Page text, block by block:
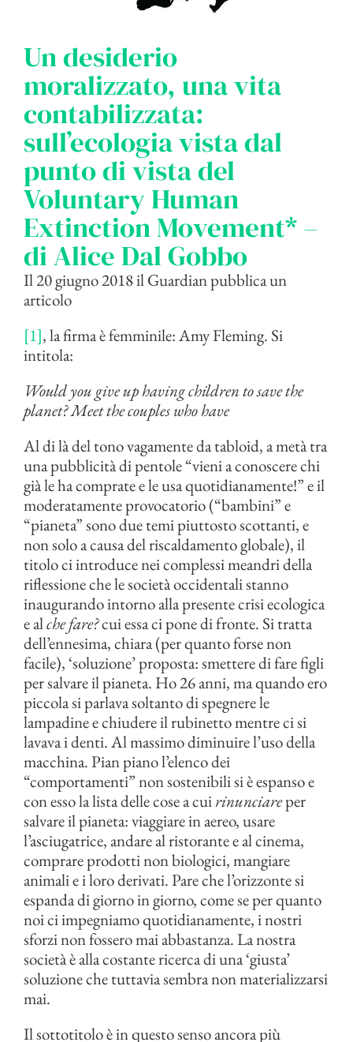
Un desiderio
moralizzato, una vita
contabilizzata:
sull’ecologia vista dal
punto di vista del
Voluntary Human
Extinction Movement* –
di Alice Dal Gobbo
Il 20 giugno 2018 il Guardian pubblica un
articolo
[1], la firma è femminile: Amy Fleming. Si
intitola:
Would you give up having children to save the
planet? Meet the couples who have
Al di là del tono vagamente da tabloid, a metà tra
una pubblicità di pentole “vieni a conoscere chi
già le ha comprate e le usa quotidianamente!” e il
moderatamente provocatorio (“bambini” e
“pianeta” sono due temi piuttosto scottanti, e
non solo a causa del riscaldamento globale), il
titolo ci introduce nei complessi meandri della
riflessione che le società occidentali stanno
inaugurando intorno alla presente crisi ecologica
e alche fare?cui essa ci pone di fronte. Si tratta
dell’ennesima, chiara (per quanto forse non
facile), ‘soluzione’ proposta: smettere di fare figli
per salvare il pianeta. Ho 26 anni, ma quando ero
piccola si parlava soltanto di spegnere le
lampadine e chiudere il rubinetto mentre ci si
lavava i denti. Al massimo diminuire l’uso della
macchina. Pian piano l’elenco dei
“comportamenti” non sostenibili si è espanso e
con esso la lista delle cose a cuirinunciareper
salvare il pianeta: viaggiare in aereo, usare
l’asciugatrice, andare al ristorante e al cinema,
comprare prodotti non biologici, mangiare
animali e i loro derivati. Pare che l’orizzonte si
espanda di giorno in giorno, come se per quanto
noi ci impegniamo quotidianamente, i nostri
sforzi non fossero mai abbastanza. La nostra
società è alla costante ricerca di una ‘giusta’
soluzione che tuttavia sembra non materializzarsi
mai.
Il sottotitolo è in questo senso ancora più